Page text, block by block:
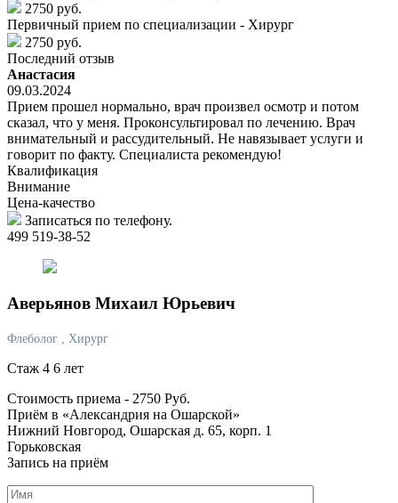
2750 руб.
Первичный прием по специализации - Хирург
2750 руб.
Последний отзыв
Анастасия
09.03.2024
Прием прошел нормально, врач произвел осмотр и потом
сказал, что у меня. Проконсультировал по лечению. Врач
внимательный и рассудительный. Не навязывает услуги и
говорит по факту. Специалиста рекомендую!
Квалификация
Внимание
Цена-качество
Записаться по телефону.
499 519-38-52
Аверьянов Михаил Юрьевич
Флеболог , Хирург
Стаж 4 6 лет
Стоимость приема - 2750 Руб.
Приём в «Александрия на Ошарской»
Нижний Новгород, Ошарская д. 65, корп. 1
Горьковская
Запись на приём